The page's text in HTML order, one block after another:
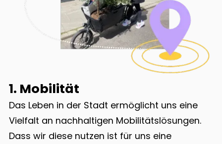
1. Mobilität
Das Leben in der Stadt ermöglicht uns eine
Vielfalt an nachhaltigen Mobilitätslösungen.
Dass wir diese nutzen ist für uns eine